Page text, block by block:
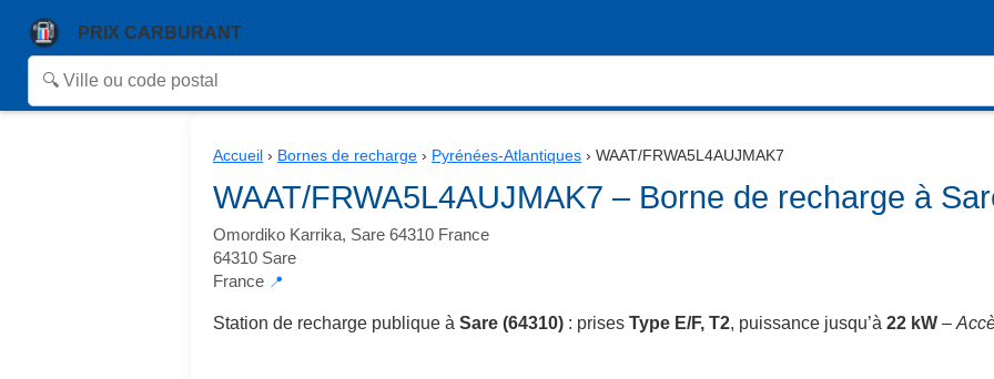
PRIX CARBURANT
Accueil › Bornes de recharge › Pyrénées-Atlantiques › WAAT/FRWA5L4AUJMAK7
WAAT/FRWA5L4AUJMAK7 – Borne de recharge à
Omordiko Karrika, Sare 64310 France
64310 Sare
France 📍
Station de recharge publique à Sare (64310) : prises Type E/F, T2, puissance jusqu’à 22 kW –